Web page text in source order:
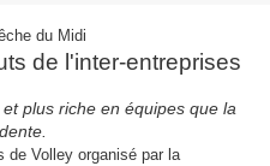
du Midi
de l'inter-entreprises
plus riche en équipes que la
de Volley organisé par la